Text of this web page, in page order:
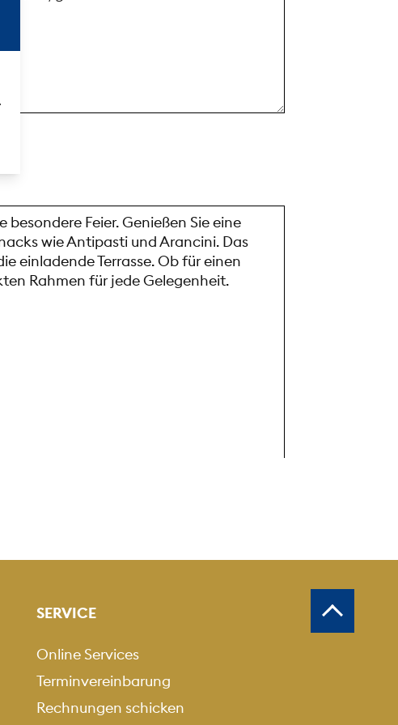
Feier. Genießen Sie eine
wie Antipasti und Arancini. Das
einladende Terrasse. Ob für einen
Rahmen für jede Gelegenheit.
SERVICE
Online Services
Terminvereinbarung
Rechnungen schicken